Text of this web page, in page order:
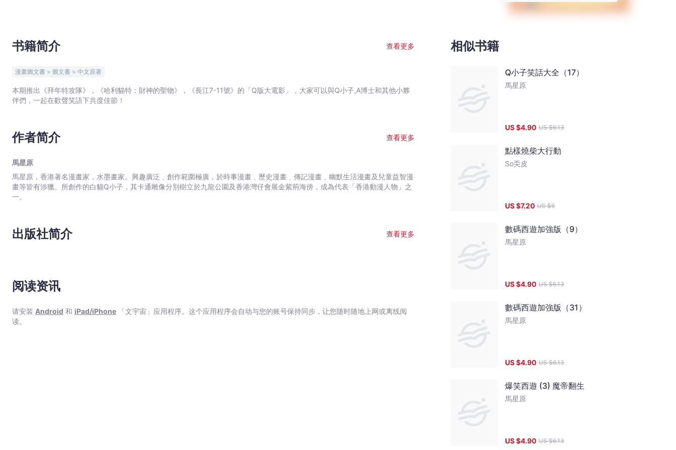
Bookniverse
书籍简介 查看更多
漫畫圖文書 > 圖文書 > 中文原著
本期推出《拜年特攻隊》，《哈利貓特：財神的聖物》，《長江7-11號》的「Q版大電影」，大家可以與Q小子,A博士和其他小夥
伴們，一起在歡聲笑語下共度佳節！
作者简介 查看更多
馬星原
馬星原，香港著名漫畫家，水墨畫家。興趣廣泛﹑創作範圍極廣，於時事漫畫﹑歷史漫畫﹑傳記漫畫﹑幽默生活漫畫及兒童益智漫
畫等皆有涉獵。所創作的白貓Q小子，其卡通雕像分別樹立於九龍公園及香港灣仔會展金紫荊海傍，成為代表「香港動漫人物」之
一。
出版社简介 查看更多
阅读资讯
请安装 Android 和 iPad/iPhone 「文宇宙」应用程序。这个应用程序会自动与您的账号保持同步，让您随时随地上网或离线阅
读。
相似书籍
Q小子笑話大全（17）
馬星原
US $4.90 US $6.13
點樣燒柴大行動
So奀皮
US $7.20 US $9
數碼西遊加強版（9）
馬星原
US $4.90 US $6.13
數碼西遊加強版（31）
馬星原
US $4.90 US $6.13
爆笑西遊 (3) 魔帝翻生
馬星原
US $4.90 US $6.13